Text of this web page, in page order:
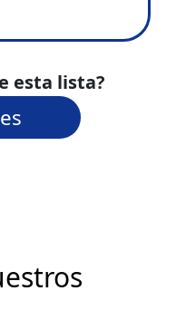
esta lista?